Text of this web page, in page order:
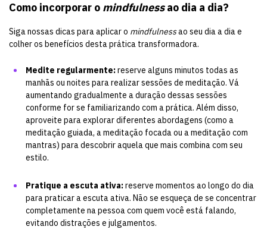
Como incorporar o mindfulnessao dia a dia?
Siga nossas dicas para aplicar o mindfulnessao seu dia a dia e
colher os benefícios desta prática transformadora.
Medite regularmente:reserve alguns minutos todas as
manhãs ou noites para realizar sessões de meditação. Vá
aumentando gradualmente a duração dessas sessões
conforme for se familiarizando com a prática. Além disso,
aproveite para explorar diferentes abordagens (como a
meditação guiada, a meditação focada ou a meditação com
mantras) para descobrir aquela que mais combina com seu
estilo.
Pratique a escuta ativa:reserve momentos ao longo do dia
parapraticar a escuta ativa. Não se esqueça de se concentrar
completamente na pessoa com quem você está falando,
evitando distrações e julgamentos.